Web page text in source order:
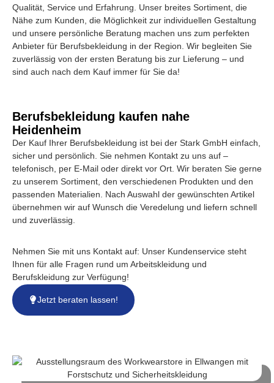
Qualität, Service und Erfahrung. Unser breites Sortiment, die
Nähe zum Kunden, die Möglichkeit zur individuellen Gestaltung
und unsere persönliche Beratung machen uns zum perfekten
Anbieter für Berufsbekleidung in der Region. Wir begleiten Sie
zuverlässig von der ersten Beratung bis zur Lieferung – und
sind auch nach dem Kauf immer für Sie da!
Berufsbekleidung kaufen nahe
Heidenheim
Der Kauf Ihrer Berufsbekleidung ist bei der Stark GmbH einfach,
sicher und persönlich. Sie nehmen Kontakt zu uns auf –
telefonisch, per E-Mail oder direkt vor Ort. Wir beraten Sie gerne
zu unserem Sortiment, den verschiedenen Produkten und den
passenden Materialien. Nach Auswahl der gewünschten Artikel
übernehmen wir auf Wunsch die Veredelung und liefern schnell
und zuverlässig.
Nehmen Sie mit uns Kontakt auf: Unser Kundenservice steht
Ihnen für alle Fragen rund um Arbeitskleidung und
Berufskleidung zur Verfügung!
Jetzt beraten lassen!